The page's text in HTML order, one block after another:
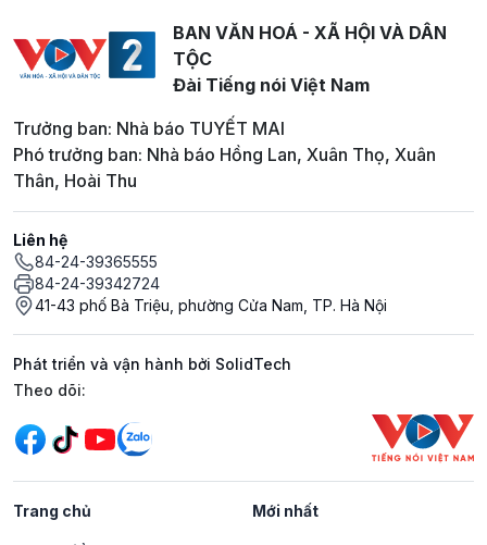
BAN VĂN HOÁ - XÃ HỘI VÀ DÂN
TỘC
Đài Tiếng nói Việt Nam
Trưởng ban: Nhà báo TUYẾT MAI
Phó trưởng ban: Nhà báo Hồng Lan, Xuân Thọ, Xuân
Thân, Hoài Thu
Liên hệ
84-24-39365555
84-24-39342724
41-43 phố Bà Triệu, phường Cửa Nam, TP. Hà Nội
Phát triển và vận hành bởi SolidTech
Mạng xã hội
Theo dõi:
Trang chủ Mới nhất